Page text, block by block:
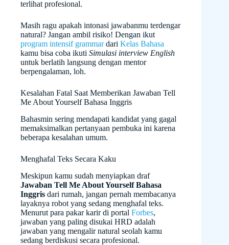
terlihat profesional.
Masih ragu apakah intonasi jawabanmu terdengar
natural? Jangan ambil risiko! Dengan ikut
program intensif grammardari Kelas Bahasa
kamu bisa coba ikuti Simulasi interview English
untuk berlatih langsung dengan mentor
berpengalaman, loh.
Kesalahan Fatal Saat Memberikan Jawaban Tell
Me About Yourself Bahasa Inggris
Bahasmin sering mendapati kandidat yang gagal
memaksimalkan pertanyaan pembuka ini karena
beberapa kesalahan umum.
Menghafal Teks Secara Kaku
Meskipun kamu sudah menyiapkan draf
Jawaban Tell Me About Yourself Bahasa
Inggris dari rumah, jangan pernah membacanya
layaknya robot yang sedang menghafal teks.
Menurut para pakar karir di portal Forbes,
jawaban yang paling disukai HRD adalah
jawaban yang mengalir natural seolah kamu
sedang berdiskusi secara profesional.